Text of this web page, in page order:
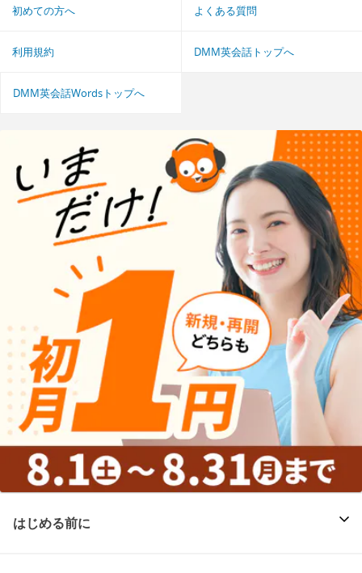
初めての方へ よくある質問
利用規約 DMM英会話トップへ
DMM英会話Wordsトップへ
はじめる前に